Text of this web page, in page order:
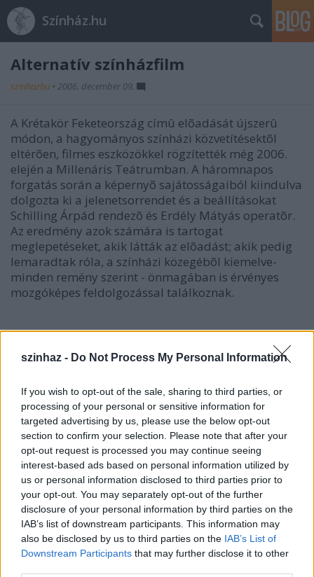
szinhaz - Do Not Process My Personal Information
If you wish to opt-out of the sale, sharing to third parties, or
processing of your personal or sensitive information for
targeted advertising by us, please use the below opt-out
section to confirm your selection. Please note that after your
opt-out request is processed you may continue seeing
interest-based ads based on personal information utilized by
us or personal information disclosed to third parties prior to
your opt-out. You may separately opt-out of the further
disclosure of your personal information by third parties on the
IAB’s list of downstream participants. This information may
also be disclosed by us to third parties on the IAB’s List of
Downstream Participants that may further disclose it to other
Színház.hu
Alternatív színházfilm
szinhazhu • 2006. december 09.
A Krétakör Feketeország címû elõadását újszerû
módon, a hagyományos színházi közvetítésektõl
eltérõen, filmes eszközökkel rögzítették még 2006.
elején a Millenáris Teátrumban. A háromnapos
forgatás során a képernyõ sajátosságaiból kiindulva
dolgozta ki a jelenetsorrendet és a beállításokat
Schilling Árpád rendezõ és Erdély Mátyás operatõr.
Az eredmény azok számára is tartogat
meglepetéseket, akik látták az elõadást; akik pedig
lemaradtak róla, a színházi közegébõl kiemelve-
minden remény szerint - önmagában is érvényes
mozgóképes feldolgozással találkoznak.
A FEKETEország a Krétakör közös műve: komor,
groteszk, szatirikus vízió a világról, amelyben élünk.
Az előadás alapjául a rendező telefonjára érkezett
fogalmazzák meg a napi eseményeket. Ezek a hírek
inspirálták a színészek által improvizált jeleneteket,
zeneszámokat, melyekből nem hagyományos
értelemben vett dráma, hanem egyfajta abszurd
ünnepség, beavatási szertartás bontakozik ki.
Az előadást Budapesten felfokozott érdeklődés
kísérte: a Millenáris Teátrumban 24 alkalommal
zsúfolt házak előtt került bemutatásra, és
beválogatták a 2005-ös Pécsi Országos Színházi
Találkozó versenyprogramjába is, ahol a legjobb